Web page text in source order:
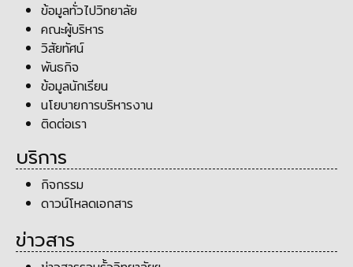
ข้อมูลทั่วไปวิทยาลัย
คณะผู้บริหาร
วิสัยทัศน์
พันธกิจ
ข้อมูลนักเรียน
นโยบายการบริหารงาน
ติดต่อเรา
บริการ
กิจกรรม
ดาวน์โหลดเอกสาร
ข่าวสาร